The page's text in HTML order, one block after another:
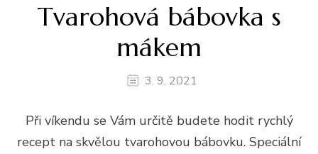
Tvarohová bábovka s
mákem
3. 9. 2021
Při víkendu se Vám určitě budete hodit rychlý
recept na skvělou tvarohovou bábovku. Speciální